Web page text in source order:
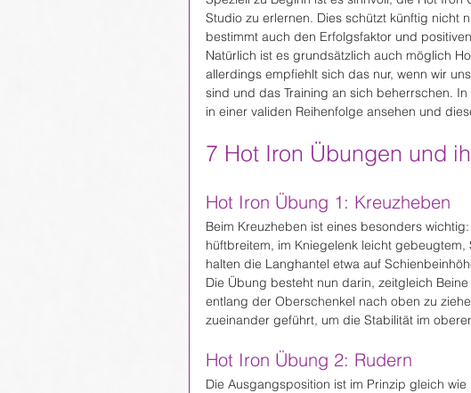
Studio zu erlernen. Dies schützt künftig nicht
bestimmt auch den Erfolgsfaktor und
Natürlich ist es grundsätzlich auch möglich
allerdings empfiehlt sich das nur, wenn wir
sind und das Training an sich beherrschen.
in einer validen Reihenfolge ansehen und
7 Hot Iron Übungen und
Hot Iron Übung 1: Kreuzheben
Beim Kreuzheben ist eines besonders
hüftbreitem, im Kniegelenk leicht
halten die Langhantel etwa auf
Die Übung besteht nun darin, zeitgleich
entlang der Oberschenkel nach oben zu
zueinander geführt, um die Stabilität im
Hot Iron Übung 2: Rudern
Die Ausgangsposition ist im Prinzip gleich